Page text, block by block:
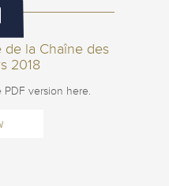
de la Chaîne des
2018
version here.